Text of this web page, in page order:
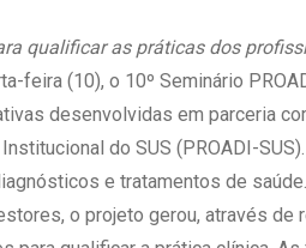
Médico
qualificar as práticas dos
feira (10), o 10º Seminário
desenvolvidas em parceria
do SUS (PROADI-
e tratamentos de
o projeto gerou, através de